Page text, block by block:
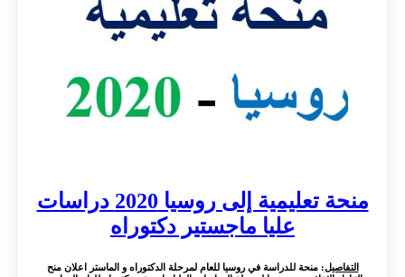
منحة تعليمية إلى روسيا 2020 دراسات
عليا ماجستير دكتوراه
التفاصيل: منحة للدراسة في روسيا للعام لمرحلة الدكتوراه و الماستر اعلان منح